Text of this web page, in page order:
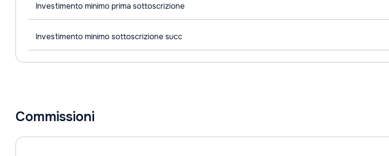
Investimento minimo prima sottoscrizione
Investimento minimo sottoscrizione succ
Commissioni